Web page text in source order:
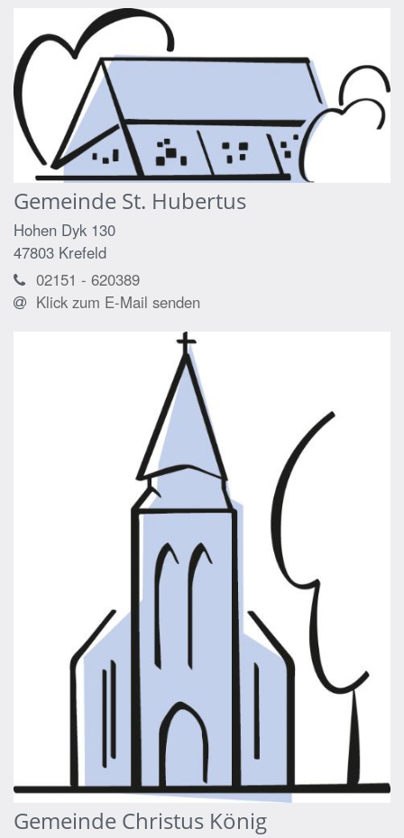
Gemeinde St. Hubertus
Hohen Dyk 130
47803 Krefeld
02151 - 620389
Klick zum E-Mail senden
Gemeinde Christus König